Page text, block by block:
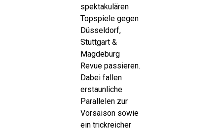
spektakulären
Topspiele gegen
Düsseldorf,
Stuttgart &
Magdeburg
Revue passieren.
Dabei fallen
erstaunliche
Parallelen zur
Vorsaison sowie
ein trickreicher